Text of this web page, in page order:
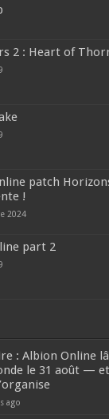
2 : Heart of
patch
!
2024
part 2
: Albion Online
le 31 août —
ago